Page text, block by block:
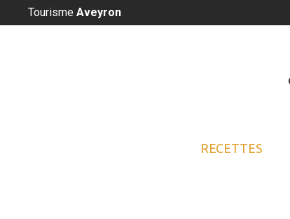
Panneau de gestion des cookies
Tourisme Aveyron
RECETTES